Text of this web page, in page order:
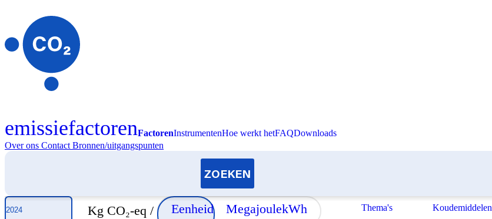
emissiefactorenFactorenInstrumentenHoe werkt hetFAQDownloads
Over ons Contact Bronnen/uitgangspunten
Selecteer jaar
Kg CO₂-eq / Eenheid MegajoulekWh Thema's Koudemiddelen